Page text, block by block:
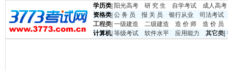
学历类 阳光高考 研 究 生 自学考试
成人高考
资格类 公 务 员 报 关 员 银行从业
司法考试
工程类 一级建造 二级建造 造 价 师
造 价 员
计算机| 等级考试 软件水平 应用能力 其它类